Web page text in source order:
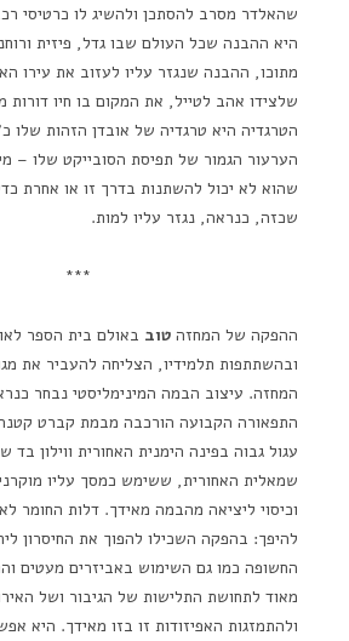
שהאלדר מסרב להסתכן ולהשיג לו כרטיסי
היא ההבנה שכל העולם שבו גדל, פיזית
מתוכו, ההבנה שנגזר עליו לעזוב את עירו
שלצידו אהב לטייל, את המקום בו חיו דורות
הטרגדיה היא טרגדיה של אובדן הזהות שלו
הערעור הגמור של תפיסת הסובייקט שלו –
שהוא לא יכול להשתנות בדרך זו או אחרת
שכזה, כנראה, נגזר עליו למות.
***
ההפקה של המחזה טוב באולם בית הספר
ובהשתתפות תלמידיו, הצליחה להעביר את
המחזה. עיצוב הבמה המינימליסטי נבחר
התפאורה הקבועה הורכבה מבמת קברט
עגול גבוה בפינה הימנית האחורית ווילון
שמאלית האחורית, ששימש כמסך עליו
וכיסוי ליציאה מהבמה מאידך. דלות החומר
להיפך: בהפקה השכילו להפוך את החיסרון
החשופה כמו גם השימוש באביזרים מעטים
מאוד לתחושת התלישות של הגיבור ושל
ולהתמזגות האפיזודות זו בזו מאידך. היא